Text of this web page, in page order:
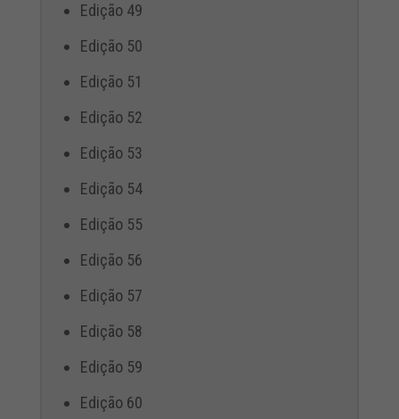
Edição 49
Edição 50
Edição 51
Edição 52
Edição 53
Edição 54
Edição 55
Edição 56
Edição 57
Edição 58
Edição 59
Edição 60